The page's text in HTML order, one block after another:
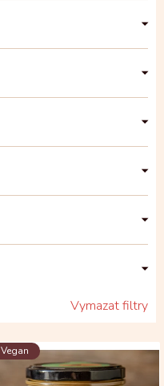
Vymazat filtry
Vegan